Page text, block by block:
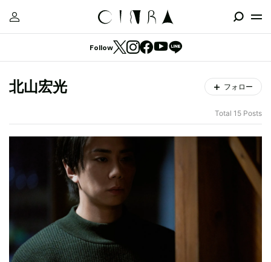
Follow
北山宏光 フォロー
Total 15 Posts